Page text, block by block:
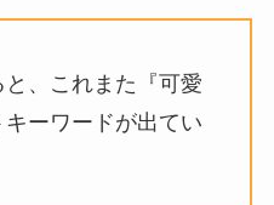
、これまた『可愛
ーワードが出てい